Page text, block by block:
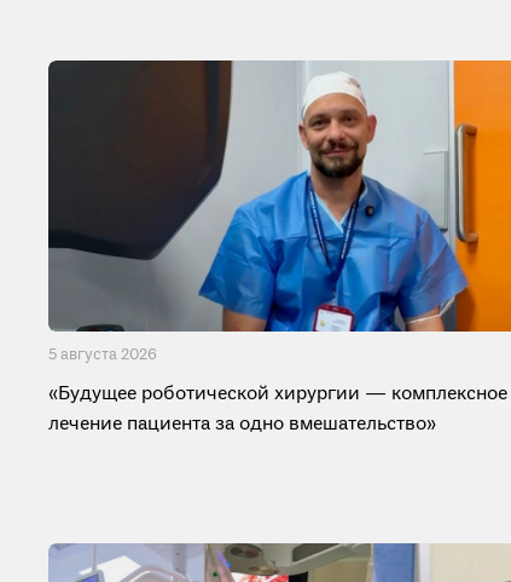
5 августа 2026
«Будущее роботической хирургии — комплексное
лечение пациента за одно вмешательство»